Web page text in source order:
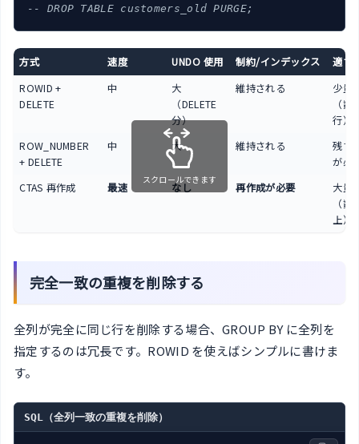
-- DROP TABLE customers_old PURGE;
方式 速度 UNDO 使用 制約/インデックス
適す
ROWID +
DELETE
中
大
（DELETE
分）
維持される
少量
（
行）
ROW_NUMBER
+ DELETE
中 大 維持される
残す
が必
CTAS 再作成
最速 なし 再作成が必要
大量
（数
上）
スクロールできます
完全一致の重複を削除する
全列が完全に同じ行を削除する場合、GROUP BY に全列を
指定するのは冗長です。ROWID を使えばシンプルに書けま
す。
SQL（全列一致の重複を削除）